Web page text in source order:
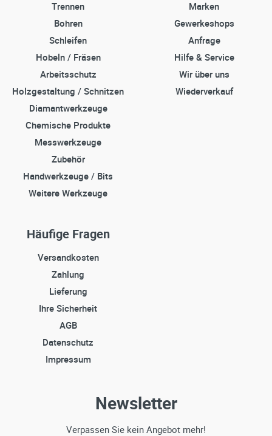
Trennen
Bohren
Schleifen
Hobeln / Fräsen
Arbeitsschutz
Holzgestaltung / Schnitzen
Diamantwerkzeuge
Chemische Produkte
Messwerkzeuge
Zubehör
Handwerkzeuge / Bits
Weitere Werkzeuge
Marken
Gewerkeshops
Anfrage
Hilfe & Service
Wir über uns
Wiederverkauf
Häufige Fragen
Versandkosten
Zahlung
Lieferung
Ihre Sicherheit
AGB
Datenschutz
Impressum
Newsletter
Verpassen Sie kein Angebot mehr!